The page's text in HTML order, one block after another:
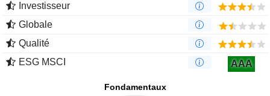
Investisseur
Globale
Qualité
ESG MSCI
AAA